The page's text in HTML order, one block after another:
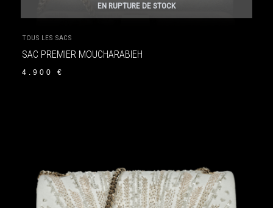
EN RUPTURE DE STOCK
TOUS LES SACS
SAC PREMIER MOUCHARABIEH
4.900€